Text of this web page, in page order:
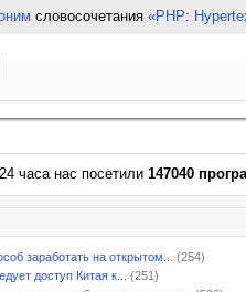
словосочетания «PHP:
часа нас посетили 147040
заработать на открытом...
(254)
доступ Китая к...
(251)